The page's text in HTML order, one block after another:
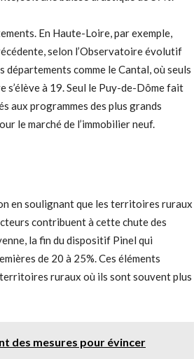
En Haute-Loire, par exemple,
selon l’Observatoire évolutif
comme le Cantal, où seuls
s’élève à 19. Seul le Puy-de-Dôme fait
aux programmes des plus grands
le marché de l’immobilier neuf.
en soulignant que les territoires ruraux
contribuent à cette chute des
la fin du dispositif Pinel qui
de 20 à 25%. Ces éléments
ruraux où ils sont souvent plus
des mesures pour évincer